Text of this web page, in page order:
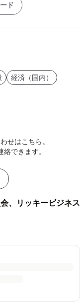
ド
経済（国内）
せはこちら。
できます。
、リッキービジネス